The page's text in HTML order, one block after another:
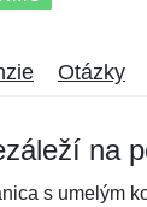
Otázky
na
s umelým